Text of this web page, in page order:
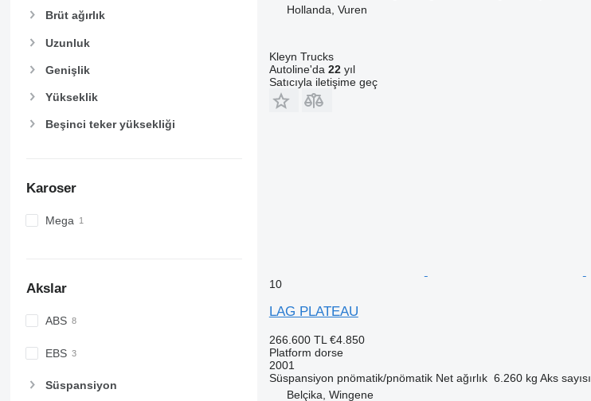
Brüt ağırlık
Uzunluk
Genişlik
Yükseklik
Beşinci teker yüksekliği
Karoser
Mega
Akslar
ABS
EBS
Süspansiyon
Hollanda, Vuren
Kleyn Trucks
Autoline'da 22yıl
Satıcıyla iletişime geç
10
LAG PLATEAU
266.600 TL €4.850
Platform dorse
2001
Süspansiyon pnömatik/pnömatik Net ağırlık 6.260 kg Aks sayısı
Belçika, Wingene